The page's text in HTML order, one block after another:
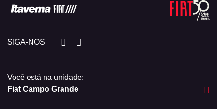
SIGA-NOS:
Você está na unidade:
Fiat Campo Grande